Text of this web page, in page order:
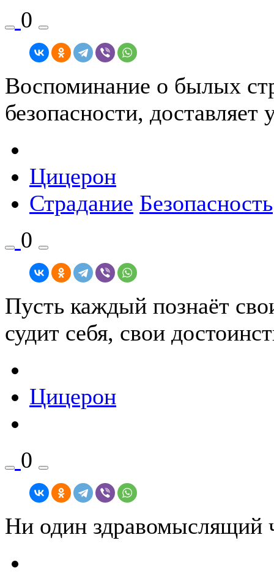
0
Воспоминание о былых
безопасности, доставляет
Цицерон
Страдание Безопасность
0
Пусть каждый познаёт
судит себя, свои
Цицерон
0
Ни один здравомыслящий